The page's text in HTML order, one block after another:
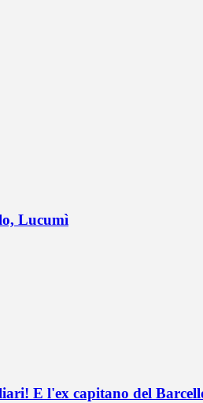
Lucumì
E l'ex capitano del